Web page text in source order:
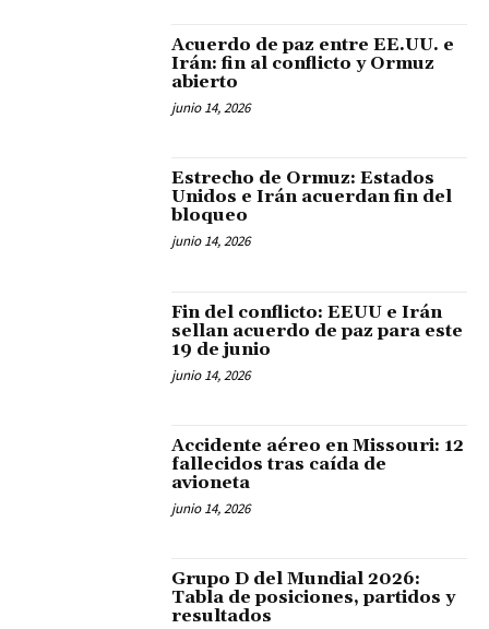
Acuerdo de paz entre EE.UU. e
Irán: fin al conflicto y Ormuz
abierto
junio 14, 2026
Estrecho de Ormuz: Estados
Unidos e Irán acuerdan fin del
bloqueo
junio 14, 2026
Fin del conflicto: EEUU e Irán
sellan acuerdo de paz para este
19 de junio
junio 14, 2026
Accidente aéreo en Missouri: 12
fallecidos tras caída de
avioneta
junio 14, 2026
Grupo D del Mundial 2026:
Tabla de posiciones, partidos y
resultados